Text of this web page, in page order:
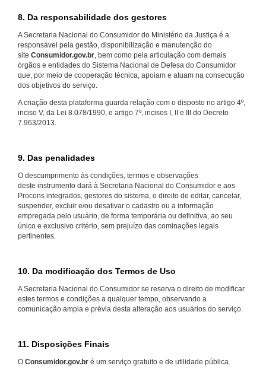
8. Da responsabilidade dos gestores
A Secretaria Nacional do Consumidor do Ministério da Justiça é a
responsável pela gestão, disponibilização e manutenção do
site Consumidor.gov.br, bem como pela articulação com demais
órgãos e entidades do Sistema Nacional de Defesa do Consumidor
que, por meio de cooperação técnica, apoiam e atuam na consecução
dos objetivos do serviço.
A criação desta plataforma guarda relação com o disposto no artigo 4º,
inciso V, da Lei 8.078/1990, e artigo 7º, incisos I, II e III do Decreto
7.963/2013.
9. Das penalidades
O descumprimento às condições, termos e observações
deste instrumento dará à Secretaria Nacional do Consumidor e aos
Procons integrados, gestores do sistema, o direito de editar, cancelar,
suspender, excluir e/ou desativar o cadastro ou a informação
empregada pelo usuário, de forma temporária ou definitiva, ao seu
único e exclusivo critério, sem prejuízo das cominações legais
pertinentes.
10. Da modificação dos Termos de Uso
A Secretaria Nacional do Consumidor se reserva o direito de modificar
estes termos e condições a qualquer tempo, observando a
comunicação ampla e prévia desta alteração aos usuários do serviço.
11. Disposições Finais
O Consumidor.gov.br é um serviço gratuito e de utilidade pública.